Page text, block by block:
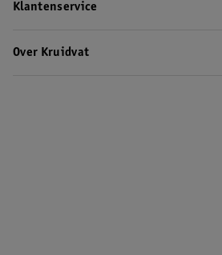
Klantenservice
Over Kruidvat